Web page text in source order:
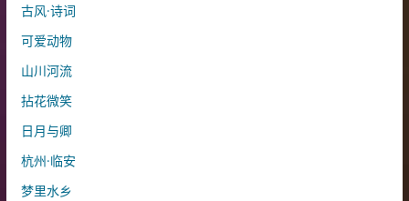
古风·诗词
可爱动物
山川河流
拈花微笑
日月与卿
杭州·临安
梦里水乡